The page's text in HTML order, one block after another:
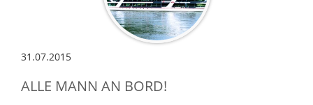
31.07.2015
ALLE MANN AN BORD!